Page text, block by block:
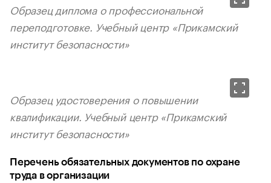
Образец диплома о профессиональной
переподготовке. Учебный центр «Прикамский
институт безопасности»
Образец удостоверения о повышении
квалификации. Учебный центр «Прикамский
институт безопасности»
Перечень обязательных документов по охране
труда в организации